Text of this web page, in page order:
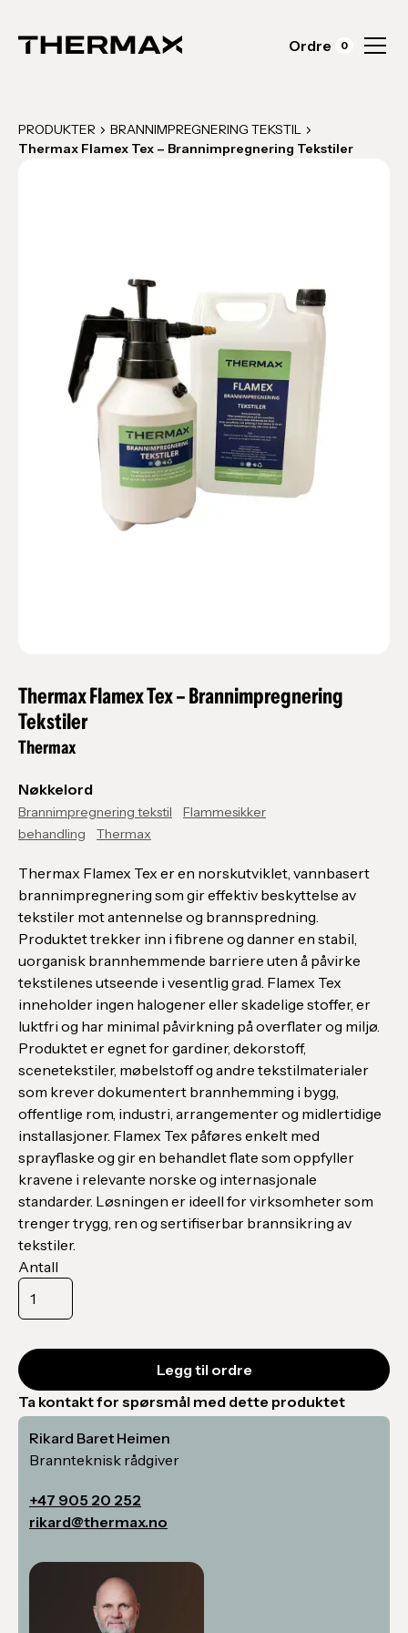
Ordre 0
PRODUKTER
BRANNIMPREGNERING TEKSTIL
Thermax Flamex Tex – Brannimpregnering Tekstiler
Thermax Flamex Tex – Brannimpregnering
Tekstiler
Thermax
Nøkkelord
Brannimpregnering tekstil
Flammesikker
behandling
Thermax
Thermax Flamex Tex er en norskutviklet, vannbasert
brannimpregnering som gir effektiv beskyttelse av
tekstiler mot antennelse og brannspredning.
Produktet trekker inn i fibrene og danner en stabil,
uorganisk brannhemmende barriere uten å påvirke
tekstilenes utseende i vesentlig grad. Flamex Tex
inneholder ingen halogener eller skadelige stoffer, er
luktfri og har minimal påvirkning på overflater og miljø.
Produktet er egnet for gardiner, dekorstoff,
scenetekstiler, møbelstoff og andre tekstilmaterialer
som krever dokumentert brannhemming i bygg,
offentlige rom, industri, arrangementer og midlertidige
installasjoner. Flamex Tex påføres enkelt med
sprayflaske og gir en behandlet flate som oppfyller
kravene i relevante norske og internasjonale
standarder. Løsningen er ideell for virksomheter som
trenger trygg, ren og sertifiserbar brannsikring av
tekstiler.
Antall
Ta kontakt for spørsmål med dette produktet
Rikard Baret Heimen
Brannteknisk rådgiver
+47 905 20 252
rikard@thermax.no